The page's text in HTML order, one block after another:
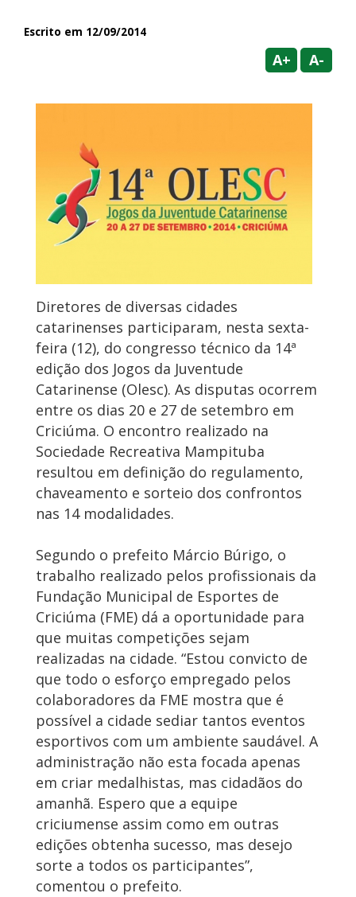
Escrito em 12/09/2014
A+ A-
Diretores de diversas cidades
catarinenses participaram, nesta sexta-
feira (12), do congresso técnico da 14ª
edição dos Jogos da Juventude
Catarinense (Olesc). As disputas ocorrem
entre os dias 20 e 27 de setembro em
Criciúma. O encontro realizado na
Sociedade Recreativa Mampituba
resultou em definição do regulamento,
chaveamento e sorteio dos confrontos
nas 14 modalidades.
Segundo o prefeito Márcio Búrigo, o
trabalho realizado pelos profissionais da
Fundação Municipal de Esportes de
Criciúma (FME) dá a oportunidade para
que muitas competições sejam
realizadas na cidade. “Estou convicto de
que todo o esforço empregado pelos
colaboradores da FME mostra que é
possível a cidade sediar tantos eventos
esportivos com um ambiente saudável. A
administração não esta focada apenas
em criar medalhistas, mas cidadãos do
amanhã. Espero que a equipe
criciumense assim como em outras
edições obtenha sucesso, mas desejo
sorte a todos os participantes”,
comentou o prefeito.